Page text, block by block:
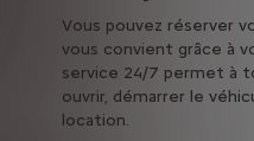
Vous pouvez réserver
vous convient grâce à
service 24/7 permet à
ouvrir, démarrer le
location.